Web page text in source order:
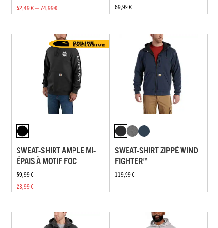
52,49 € — 74,99 €
69,99 €
SWEAT-SHIRT AMPLE MI-
ÉPAIS À MOTIF FOC
59,99 €
23,99 €
SWEAT-SHIRT ZIPPÉ WIND
FIGHTER™
119,99 €